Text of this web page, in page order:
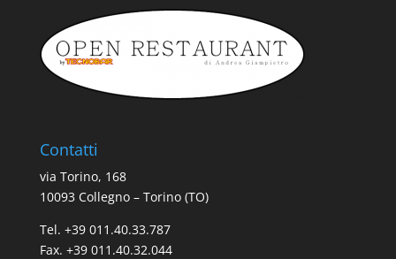
Contatti
via Torino, 168
10093 Collegno – Torino (TO)
Tel. +39 011.40.33.787
Fax. +39 011.40.32.044